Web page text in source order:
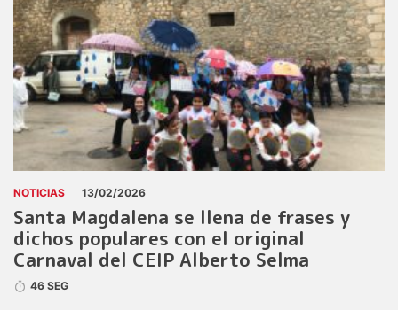
NOTICIAS 13/02/2026
Santa Magdalena se llena de frases y
dichos populares con el original
Carnaval del CEIP Alberto Selma
46 SEG